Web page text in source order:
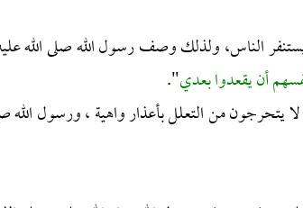
الناس، ولذلك وصف رسول الله صلى الله
أن يقعدوا بعدي".
يتحرجون من التعلل بأعذار واهية ، ورسول